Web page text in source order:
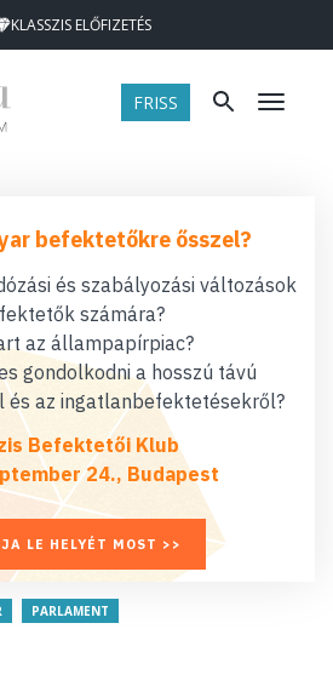
KLASSZIS ELŐFIZETÉS
FRISS Menü
befektetőkre ősszel?
és szabályozási változások
számára?
az állampapírpiac?
gondolkodni a hosszú távú
és az ingatlanbefektetésekről?
Befektetői Klub
24., Budapest
LE HELYÉT MOST >>
PARLAMENT